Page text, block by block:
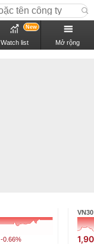
Watch list
New
Mở rộng
-0.66%
VN30